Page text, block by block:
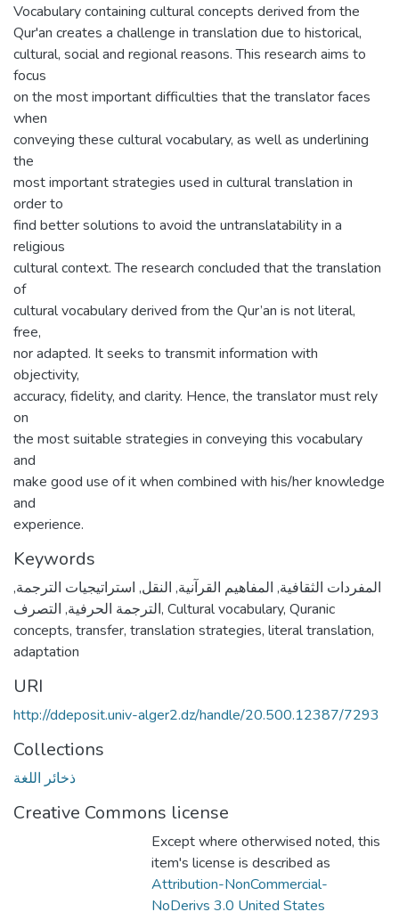
Vocabulary containing cultural concepts derived from the
Qur'an creates a challenge in translation due to historical,
cultural, social and regional reasons. This research aims to
focus
on the most important difficulties that the translator faces
when
conveying these cultural vocabulary, as well as underlining
the
most important strategies used in cultural translation in
order to
find better solutions to avoid the untranslatability in a
religious
cultural context. The research concluded that the translation
of
cultural vocabulary derived from the Qur’an is not literal,
free,
nor adapted. It seeks to transmit information with
objectivity,
accuracy, fidelity, and clarity. Hence, the translator must rely
on
the most suitable strategies in conveying this vocabulary
and
make good use of it when combined with his/her knowledge
and
experience.
Keywords
المفردات الثقافية, المفاهيم القرآنية, النقل, استراتيجيات الترجمة,
الترجمة الحرفية, التصرف , Cultural vocabulary, Quranic
concepts, transfer, translation strategies, literal translation,
adaptation
URI
http://ddeposit.univ-alger2.dz/handle/20.500.12387/7293
Collections
ذخائر اللغة
Creative Commons license
Except where otherwised noted, this
item's license is described as
Attribution-NonCommercial-
NoDerivs 3.0 United States